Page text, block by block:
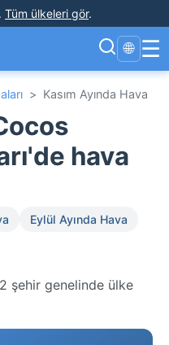
. Tüm ülkeleri gör.
🌐 ☰
> Kasım Ayında Hava
hava
Eylül Ayında Hava
şehir genelinde ülke